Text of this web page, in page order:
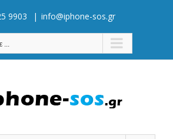
9903 | info@iphone-sos.gr